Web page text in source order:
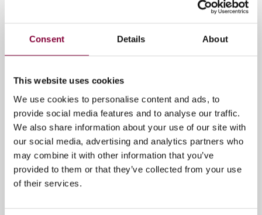
Consent Details About
This website uses cookies
We use cookies to personalise content and ads, to
provide social media features and to analyse our traffic.
We also share information about your use of our site with
our social media, advertising and analytics partners who
may combine it with other information that you’ve
provided to them or that they’ve collected from your use
of their services.
Gerelateerde artikelen